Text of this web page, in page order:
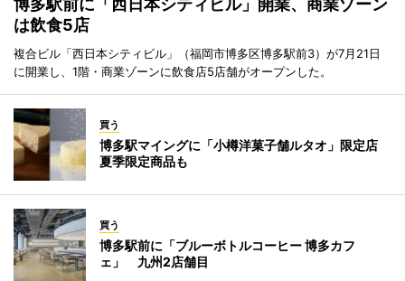
博多駅前に「西日本シティビル」開業、商業ゾーン
は飲食5店
複合ビル「西日本シティビル」（福岡市博多区博多駅前3）が7月21日
に開業し、1階・商業ゾーンに飲食店5店舗がオープンした。
買う
博多駅マイングに「小樽洋菓子舗ルタオ」限定店
夏季限定商品も
買う
博多駅前に「ブルーボトルコーヒー 博多カフ
ェ」 九州2店舗目